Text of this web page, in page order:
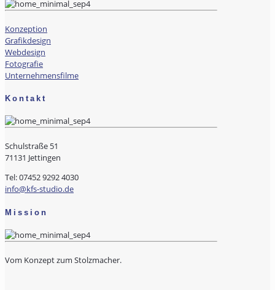
Konzeption
Grafikdesign
Webdesign
Fotografie
Unternehmensfilme
Kontakt
Schulstraße 51
71131 Jettingen
Tel: 07452 9292 4030
info@kfs-studio.de
Mission
Vom Konzept zum Stolzmacher.